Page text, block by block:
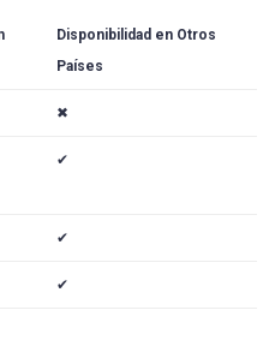
Disponibilidad en Otros
Países
✖
✔
✔
✔